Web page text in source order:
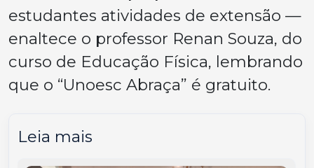
estudantes atividades de extensão —
enaltece o professor Renan Souza, do
curso de Educação Física, lembrando
que o “Unoesc Abraça” é gratuito.
Leia mais